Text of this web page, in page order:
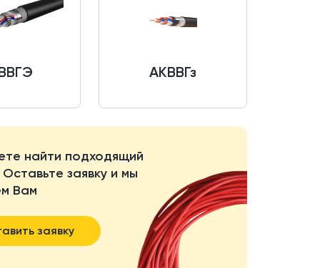
АКВВГз
найти подходящий
заявку и мы
Вам
заявку